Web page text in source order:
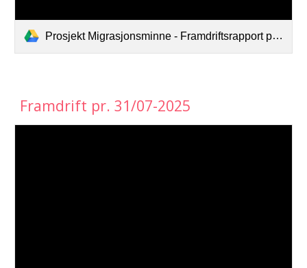
Prosjekt Migrasjonsminne - Framdriftsrapport pr. 31_12-2024.pdf
Framdrift pr. 31/07-2025